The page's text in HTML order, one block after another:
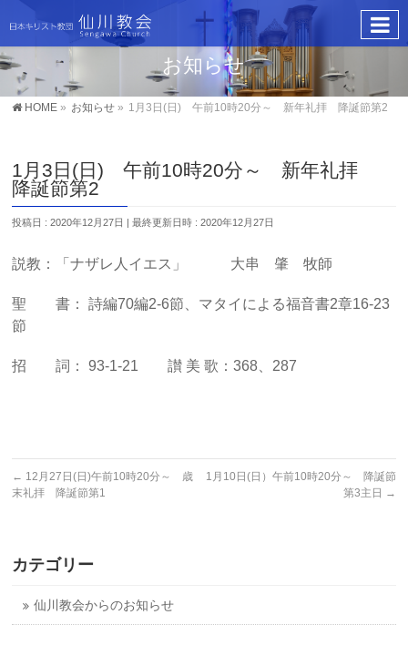
お知らせ
HOME » お知らせ » 1月3日(日) 午前10時20分～ 新年礼拝 降誕節第2
1月3日(日) 午前10時20分～ 新年礼拝
降誕節第2
投稿日 : 2020年12月27日 最終更新日時 : 2020年12月27日
説教：「ナザレ人イエス」 大串 肇 牧師
聖 書： 詩編70編2-6節、マタイによる福音書2章16-23
節
招 詞： 93-1-21 讃 美 歌：368、287
← 12月27日(日)午前10時20分～ 歳
末礼拝 降誕節第1
1月10日(日）午前10時20分～ 降誕節
第3主日 →
カテゴリー
仙川教会からのお知らせ